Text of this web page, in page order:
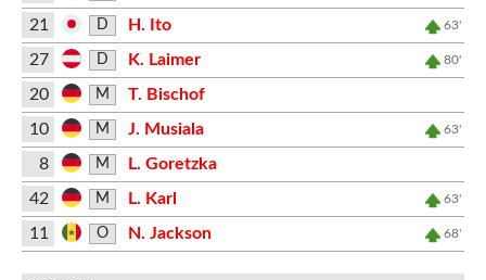
21
D H. Ito 63'
27 D K. Laimer 80'
20 M
T. Bischof
10
M J. Musiala 63'
8 M
L. Goretzka
42
M L. Karl 63'
11 O N. Jackson 68'